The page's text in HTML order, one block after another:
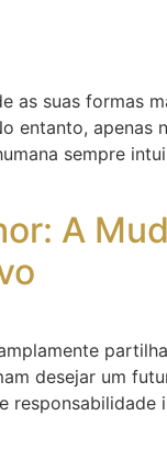
as suas formas
entanto,
sempre
A
desejar um